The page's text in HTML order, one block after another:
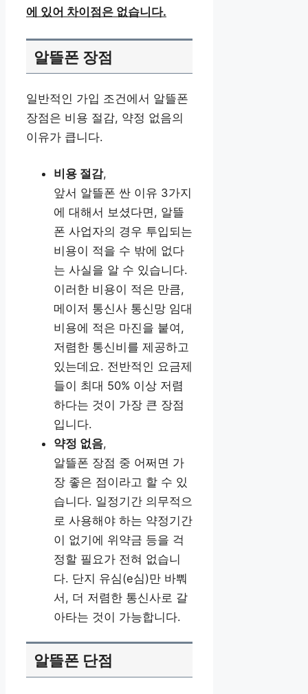
에 있어 차이점은 없습니다.
알뜰폰 장점
일반적인 가입 조건에서 알뜰폰
장점은 비용 절감, 약정 없음의
이유가 큽니다.
비용 절감,
앞서 알뜰폰 싼 이유 3가지
에 대해서 보셨다면, 알뜰
폰 사업자의 경우 투입되는
비용이 적을 수 밖에 없다
는 사실을 알 수 있습니다.
이러한 비용이 적은 만큼,
메이저 통신사 통신망 임대
비용에 적은 마진을 붙여,
저렴한 통신비를 제공하고
있는데요. 전반적인 요금제
들이 최대 50% 이상 저렴
하다는 것이 가장 큰 장점
입니다.
약정 없음,
알뜰폰 장점 중 어쩌면 가
장 좋은 점이라고 할 수 있
습니다. 일정기간 의무적으
로 사용해야 하는 약정기간
이 없기에 위약금 등을 걱
정할 필요가 전혀 없습니
다. 단지 유심(e심)만 바뿨
서, 더 저렴한 통신사로 갈
아타는 것이 가능합니다.
알뜰폰 단점